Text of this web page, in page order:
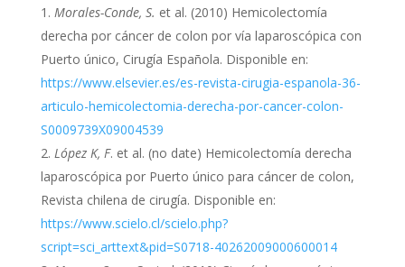
Morales-Conde, S. et al. (2010) Hemicolectomía
derecha por cáncer de colon por vía laparoscópica con
Puerto único, Cirugía Española. Disponible en:
https://www.elsevier.es/es-revista-cirugia-espanola-36-
articulo-hemicolectomia-derecha-por-cancer-colon-
S0009739X09004539
López K, F. et al. (no date) Hemicolectomía derecha
laparoscópica por Puerto único para cáncer de colon,
Revista chilena de cirugía. Disponible en:
https://www.scielo.cl/scielo.php?
script=sci_arttext&pid=S0718-40262009000600014